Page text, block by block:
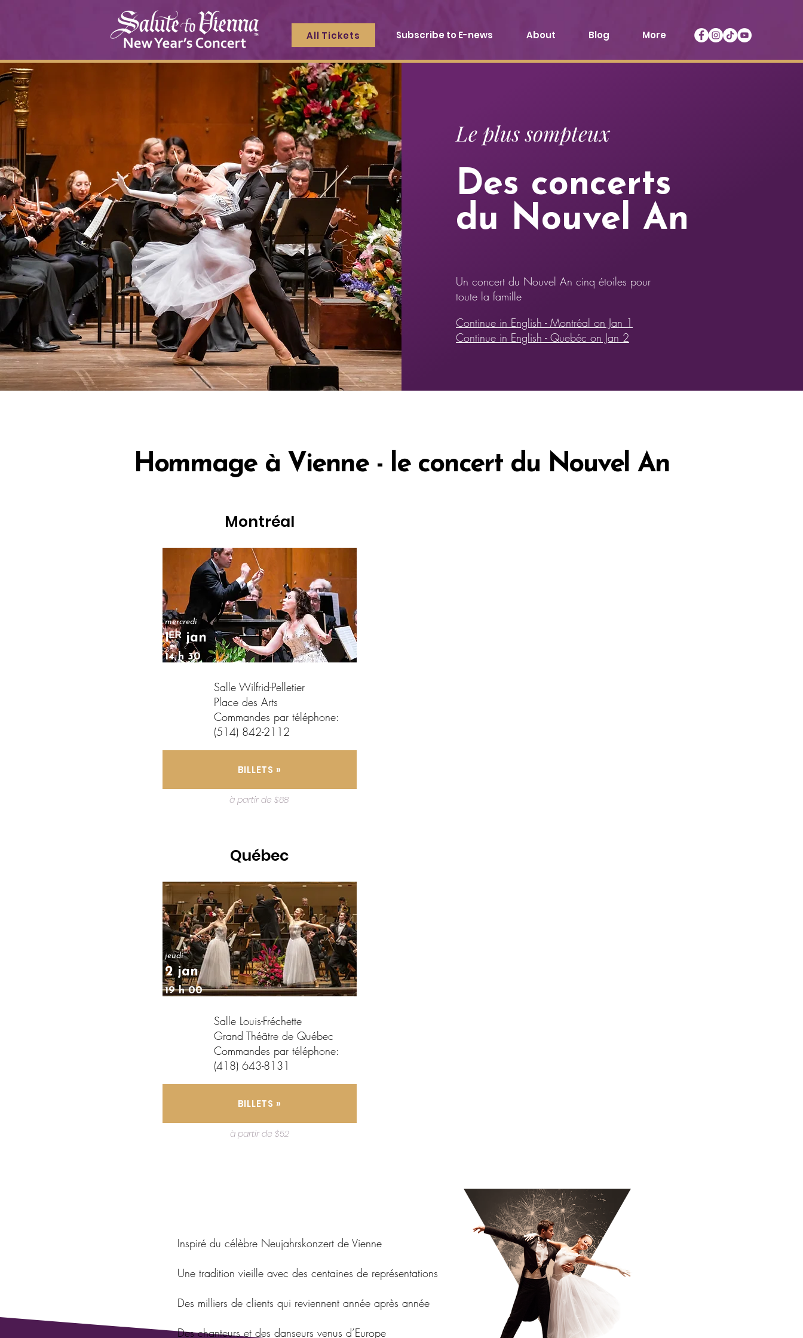
All Tickets Subscribe to E-news About Blog More
Le plus sompteux
Des concerts
du Nouvel An
Un concert du Nouvel An cinq étoiles pour
toute la famille
Continue in English - Montréal on Jan 1
Continue in English - Quebéc on Jan 2
Hommage à Vienne - le concert du Nouvel An
Montréal
Salle Wilfrid-Pelletier
Place des Arts​
​Commandes par téléphone:
(514) 842-2112
mercredi
1ᴱᴿ jan
14 h 30
BILLETS »
à partir de $68
Québec
Salle Louis-Fréchette
Grand Théâtre de Québec​
Commandes par téléphone:
(418) 643-8131​
jeudi
2 jan
19 h 00
BILLETS »
à partir de $52
Inspiré du célèbre Neujahrskonzert de Vienne
Une tradition vieille avec des centaines de représentations
Des milliers de clients qui reviennent année après année
Des chanteurs et des danseurs venus d’Europe